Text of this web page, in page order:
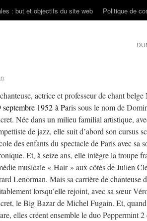
: but et objectifs du site web Politique de
actrice et professeur de chant belge
septembre 1952 à Paris sous le nom de
Née dans un milieu familial artistique,
de jazz, elle suit d’abord son cursus
des enfants du spectacle de Paris avec sa
Et, à seize ans, elle intègre la troupe
musicale « Hair » aux côtés de Julien
Lenorman. Mais sa carrière de chanteuse
lorsqu’elle rejoint, avec sa sœur
le Big Bazar de Michel Fugain. Et,
elles créent ensemble le duo Peppermint 2